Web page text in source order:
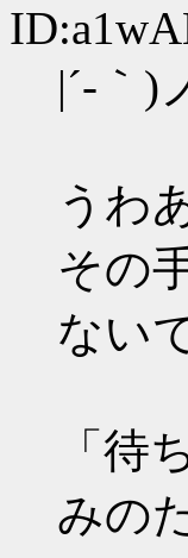
|´-｀
うわ
その
ない
「待
みの